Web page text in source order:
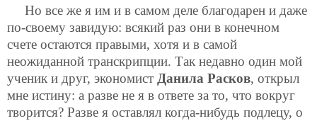
Но все же я им и в самом деле благодарен и даже
по-своему завидую: всякий раз они в конечном
счете остаются правыми, хотя и в самой
неожиданной транскрипции. Так недавно один мой
ученик и друг, экономист Данила Расков, открыл
мне истину: а разве не я в ответе за то, что вокруг
творится? Разве я оставлял когда-нибудь подлецу, о